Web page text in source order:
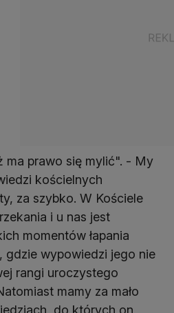
ma prawo się mylić". - My
kościelnych
za szybko. W Kościele
i u nas jest
momentów łapania
gdzie wypowiedzi jego nie
rangi uroczystego
mamy za mało
do których on